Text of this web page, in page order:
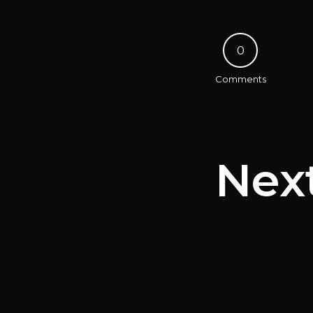
0
Comments